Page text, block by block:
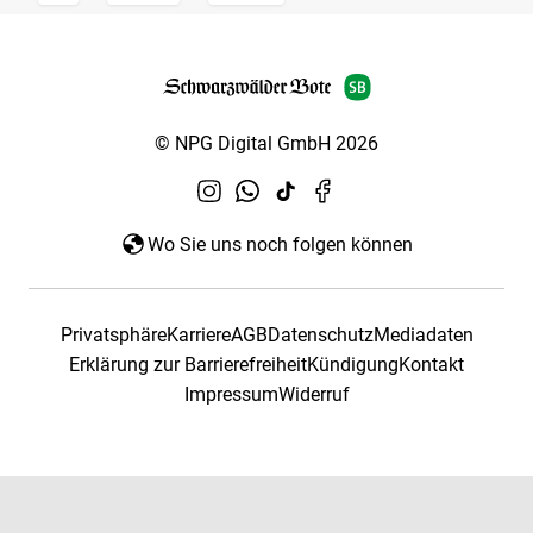
© NPG Digital GmbH 2026
Wo Sie uns noch folgen können
PrivatsphäreKarriereAGBDatenschutzMediadaten
Erklärung zur BarrierefreiheitKündigungKontakt
ImpressumWiderruf